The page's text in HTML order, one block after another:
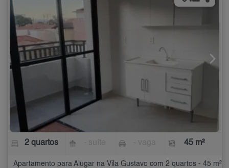
2 quartos 45 m²
Apartamento para Alugar na Vila Gustavo com 2 quartos - 45 m²